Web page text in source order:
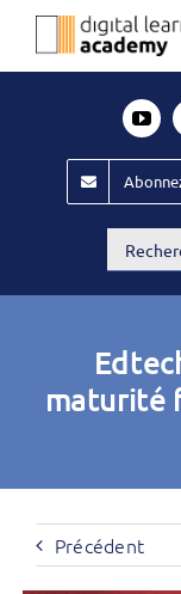
Passer
Évènements ILDI
Offres d’emploi
maturité
Précédent